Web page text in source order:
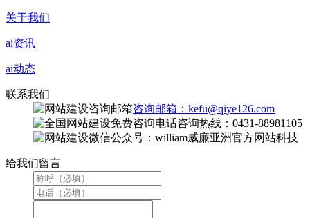
关于我们
ai资讯
ai动态
联系我们
咨询邮箱：kefu@qiye126.com
咨询热线：0431-88981105
微信公众号：william威廉亚洲官方网站科技
给我们留言